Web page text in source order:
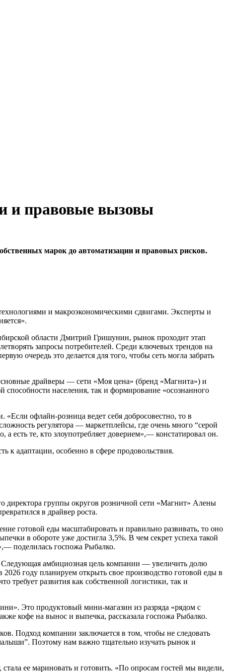
и правовые вызовы
марок до автоматизации и правовых рисков.
и макроэкономическими сдвигами. Эксперты и
области Дмитрий Гришунин, рынок проходит этап
запросы потребителей. Среди ключевых трендов на
очередь это делается для того, чтобы сеть могла забрать
драйверы — сети «Моя цена» (бренд «Магнита») и
населения, так и формирование «осознанного
офлайн-розница ведет себя добросовестно, то в
регулятора — маркетплейсы, где очень много “серой
а есть те, кто злоупотребляет доверием»,— констатировал он.
к адаптации, особенно в сфере продовольствия.
директора группы округов розничной сети «Магнит» Алены
в драйвер роста.
готовой еды масштабировать и правильно развивать, то оно
в обороте уже достигла 3,5%. В чем секрет успеха такой
поделилась госпожа Рыбалко.
Следующая амбициозная цель компании — увеличить долю
году планируем открыть свое производство готовой еды в
развития как собственной логистики, так и
Это продуктовый мини-магазин из разряда «рядом с
кофе на вынос и выпечка, рассказала госпожа Рыбалко.
. Подход компании заключается в том, чтобы не следовать
Поэтому нам важно тщательно изучать рынок и
ее мариновать и готовить. «По опросам гостей мы видели,